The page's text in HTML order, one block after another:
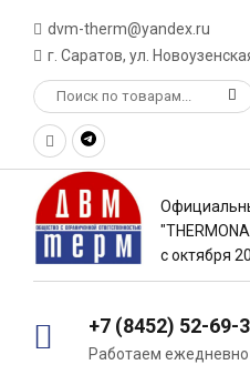
dvm-therm@yandex.ru
г. Саратов, ул.
с октября
+7 (8452) 52-69-
Работаем ежедневно